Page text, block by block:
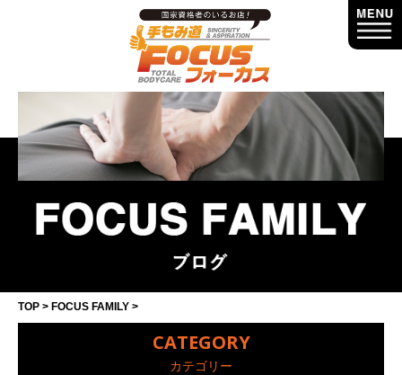
TOP FOCUS FAMILY
CATEGORY
カテゴリー